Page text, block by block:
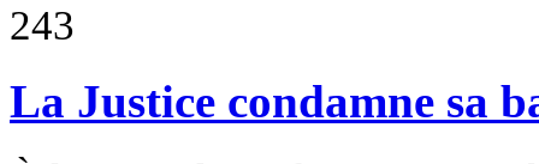
243
La Justice condamne sa